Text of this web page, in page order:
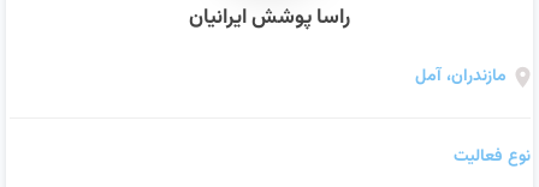
راسا پوشش ایرانیان
مازندران، آمل
نوع فعالیت